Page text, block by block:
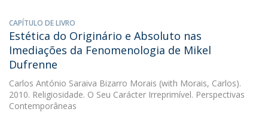
CAPÍTULO DE LIVRO
Estética do Originário e Absoluto nas
Imediações da Fenomenologia de Mikel
Dufrenne
Carlos António Saraiva Bizarro Morais (with Morais, Carlos).
2010. Religiosidade. O Seu Carácter Irreprimível. Perspectivas
Contemporâneas